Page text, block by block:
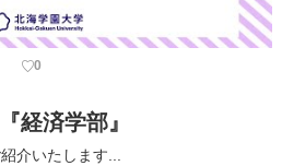
0
経済学部』
介いたします...